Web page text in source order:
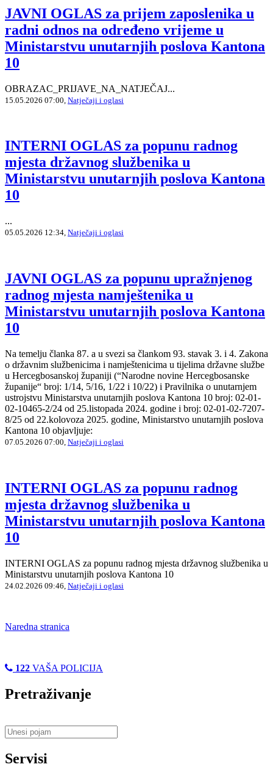
JAVNI OGLAS za prijem zaposlenika u
radni odnos na određeno vrijeme u
Ministarstvu unutarnjih poslova Kantona
10
OBRAZAC_PRIJAVE_NA_NATJEČAJ...
15.05.2026 07:00, Natječaji i oglasi
INTERNI OGLAS za popunu radnog
mjesta državnog službenika u
Ministarstvu unutarnjih poslova Kantona
10
...
05.05.2026 12:34, Natječaji i oglasi
JAVNI OGLAS za popunu upražnjenog
radnog mjesta namještenika u
Ministarstvu unutarnjih poslova Kantona
10
Na temelju članka 87. a u svezi sa člankom 93. stavak 3. i 4. Zakona
o državnim službenicima i namještenicima u tijelima državne službe
u Hercegbosanskoj županiji (“Narodne novine Hercegbosanske
županije“ broj: 1/14, 5/16, 1/22 i 10/22) i Pravilnika o unutarnjem
ustrojstvu Ministarstva unutarnjih poslova Kantona 10 broj: 02-01-
02-10465-2/24 od 25.listopada 2024. godine i broj: 02-01-02-7207-
8/25 od 22.kolovoza 2025. godine, Ministarstvo unutarnjih poslova
Kantona 10 objavljuje:
07.05.2026 07:00, Natječaji i oglasi
INTERNI OGLAS za popunu radnog
mjesta državnog službenika u
Ministarstvu unutarnjih poslova Kantona
10
INTERNI OGLAS za popunu radnog mjesta državnog službenika u
Ministarstvu unutarnjih poslova Kantona 10
24.02.2026 09:46, Natječaji i oglasi
Naredna stranica
122 VAŠA POLICIJA
Pretraživanje
Servisi